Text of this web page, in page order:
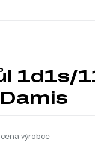
1d1s/
výrobce